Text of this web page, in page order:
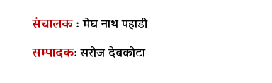
संचालक: मेघ नाथ पहाडी
सम्पादक: सरोज देबकोटा